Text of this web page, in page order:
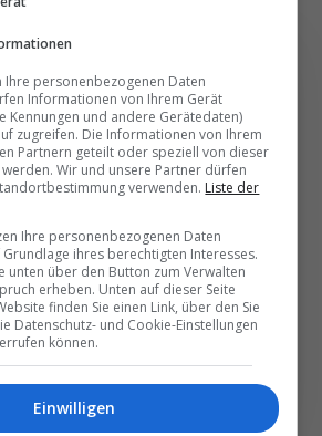
und
News direkt in
Postfach
mit mehr Insights oder
Travel­news haben Sie die Wahl.
ENTDECKEN
Ihre personenbezogenen Daten
Informationen von Ihrem Gerät
Kennungen und andere Gerätedaten)
zugreifen. Die Informationen von Ihrem
Partnern geteilt oder speziell von dieser
Wir und unsere Partner dürfen
verwenden. Liste der
Ihre personenbezogenen Daten
ihres berechtigten Interesses.
unten über den Button zum Verwalten
erheben. Unten auf dieser Seite
finden Sie einen Link, über den Sie
Datenschutz- und Cookie-Einstellungen
können.
Einwilligen